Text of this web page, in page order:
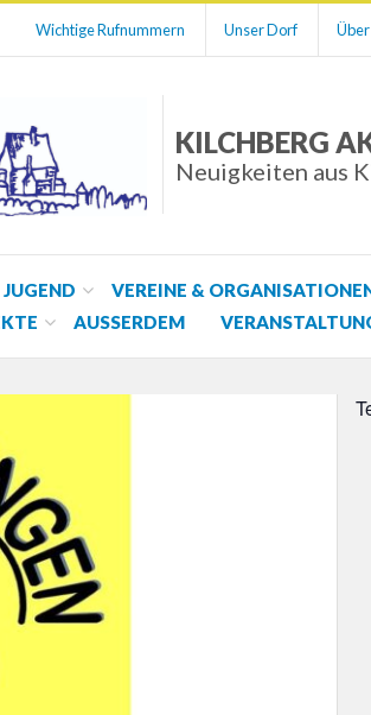
Wichtige Rufnummern Unser Dorf
KILCHBERG
Neuigkeiten aus
VEREINE &
AUSSERDEM